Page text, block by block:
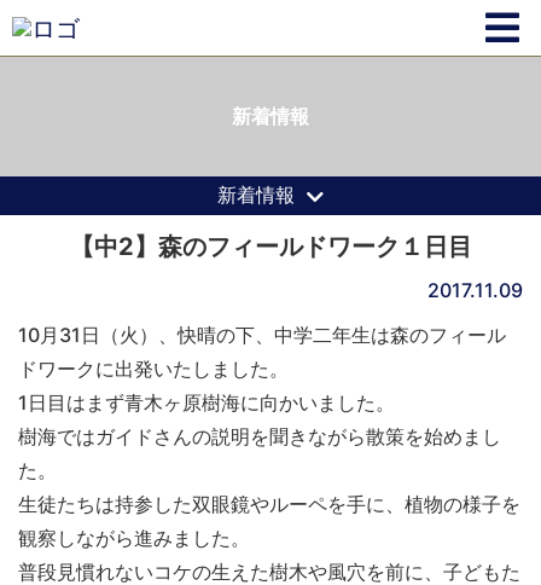
新着情報
新着情報
【中2】森のフィールドワーク１日目
2017.11.09
10月31日（火）、快晴の下、中学二年生は森のフィール
ドワークに出発いたしました。
1日目はまず青木ヶ原樹海に向かいました。
樹海ではガイドさんの説明を聞きながら散策を始めまし
た。
生徒たちは持参した双眼鏡やルーペを手に、植物の様子を
観察しながら進みました。
普段見慣れないコケの生えた樹木や風穴を前に、子どもた